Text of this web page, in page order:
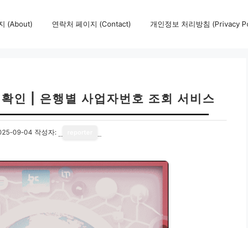
(About) 연락처 페이지 (Contact) 개인정보 처리방침 (Privacy
인 | 은행별 사업자번호 조회 서비스
09-04 작성자: